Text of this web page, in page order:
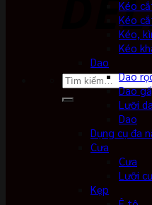
Tìm
Kéo
Kéo
Kéo,
Kéo
Dao
Dao
Dao
Lưỡi
Dao
Dụng cụ đa
Cưa
Cưa
Lưỡi
Kẹp